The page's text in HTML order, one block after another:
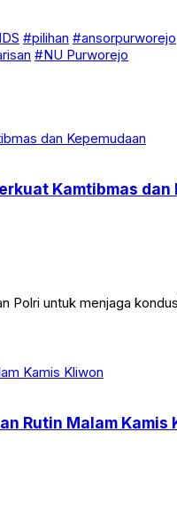
#pilihan #ansorpurworejo
#NU Purworejo
Kamtibmas dan
untuk menjaga
Rutin Malam Kamis